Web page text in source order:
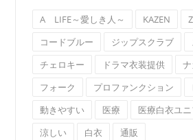
A LIFE～愛しき人～ KAZEN
コードブルー
ジップスクラブ
チェロキー
ドラマ衣装提供
フォーク
プロファンクション
動きやすい
医療
医療白衣ユ
涼しい
白衣 通販